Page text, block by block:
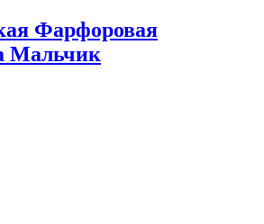
Фарфоровая
Мальчик